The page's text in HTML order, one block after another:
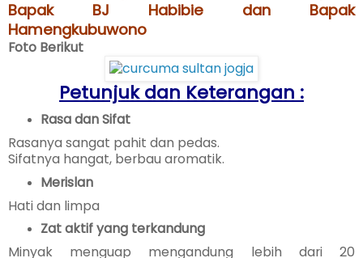
Bapak BJ Habibie dan Bapak
Hamengkubuwono
Foto Berikut
Petunjuk dan Keterangan :
Rasa dan Sifat
Rasanya sangat pahit dan pedas.
Sifatnya hangat, berbau aromatik.
Merislan
Hati dan limpa
Zat aktif yang terkandung
Minyak menguap mengandung lebih dari 20